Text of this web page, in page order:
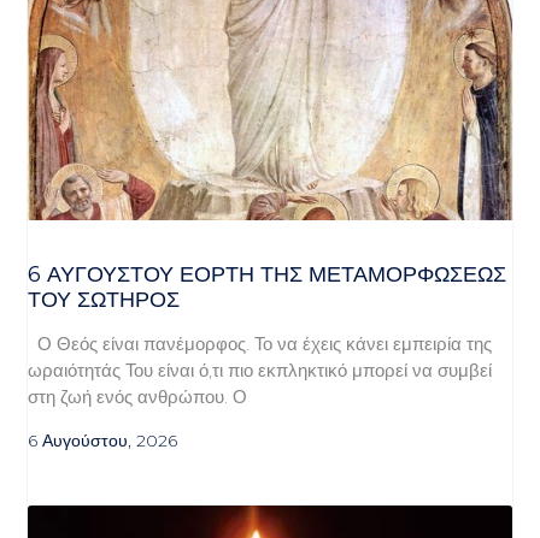
6 ΑΥΓΟΥΣΤΟΥ ΕΟΡΤΗ ΤΗΣ ΜΕΤΑΜΟΡΦΩΣΕΩΣ
ΤΟΥ ΣΩΤΗΡΟΣ
Ο Θεός είναι πανέμορφος. Το να έχεις κάνει εμπειρία της
ωραιότητάς Του είναι ό,τι πιο εκπληκτικό μπορεί να συμβεί
στη ζωή ενός ανθρώπου. Ο
6 Αυγούστου, 2026